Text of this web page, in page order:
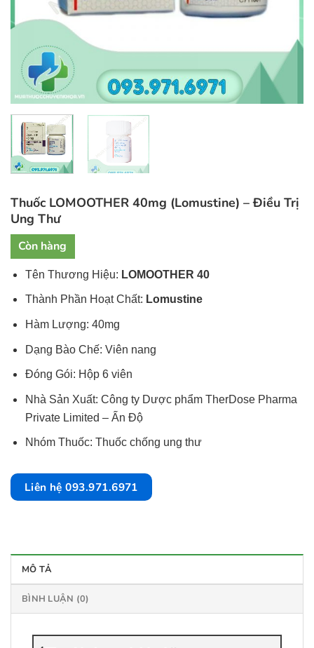
Thuốc LOMOOTHER 40mg (Lomustine) – Điều Trị
Ung Thư
Còn hàng
Tên Thương Hiệu: LOMOOTHER 40
Thành Phần Hoạt Chất: Lomustine
Hàm Lượng: 40mg
Dạng Bào Chế: Viên nang
Đóng Gói: Hộp 6 viên
Nhà Sản Xuất: Công ty Dược phẩm TherDose Pharma
Private Limited – Ấn Độ
Nhóm Thuốc: Thuốc chống ung thư
Liên hệ 093.971.6971
MÔ TẢ
BÌNH LUẬN (0)